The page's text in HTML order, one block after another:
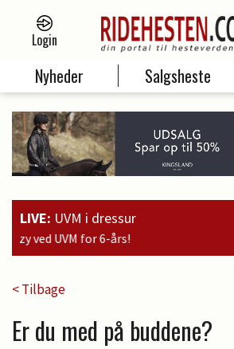
Login
Nyheder Salgsheste
LIVE: UVM i dressur
< Tilbage
Er du med på buddene?